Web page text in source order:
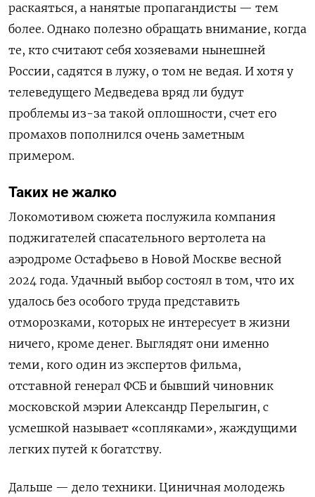
раскаяться, а нанятые пропагандисты — тем
более. Однако полезно обращать внимание, когда
те, кто считают себя хозяевами нынешней
России, садятся в лужу, о том не ведая. И хотя у
телеведущего Медведева вряд ли будут
проблемы из-за такой оплошности, счет его
промахов пополнился очень заметным
примером.
Таких не жалко
Локомотивом сюжета послужила компания
поджигателей спасательного вертолета на
аэродроме Остафьево в Новой Москве весной
2024 года. Удачный выбор состоял в том, что их
удалось без особого труда представить
отморозками, которых не интересует в жизни
ничего, кроме денег. Выглядят они именно
теми, кого один из экспертов фильма,
отставной генерал ФСБ и бывший чиновник
московской мэрии Александр Перелыгин, с
усмешкой называет «сопляками», жаждущими
легких путей к богатству.
Дальше — дело техники. Циничная молодежь